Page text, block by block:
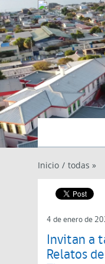
Inicio / todas »
4 de enero de
Invitan a
Relatos